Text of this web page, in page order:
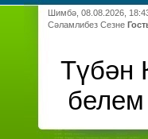
Шимбә, 08.08.2026,
Сәламлибез Сезне
Түбән